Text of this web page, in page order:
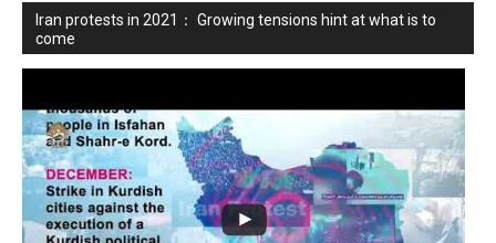
Iran protests in 2021： Growing tensions hint at what is to
come